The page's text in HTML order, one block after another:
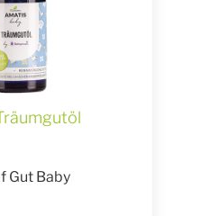
Gut Baby